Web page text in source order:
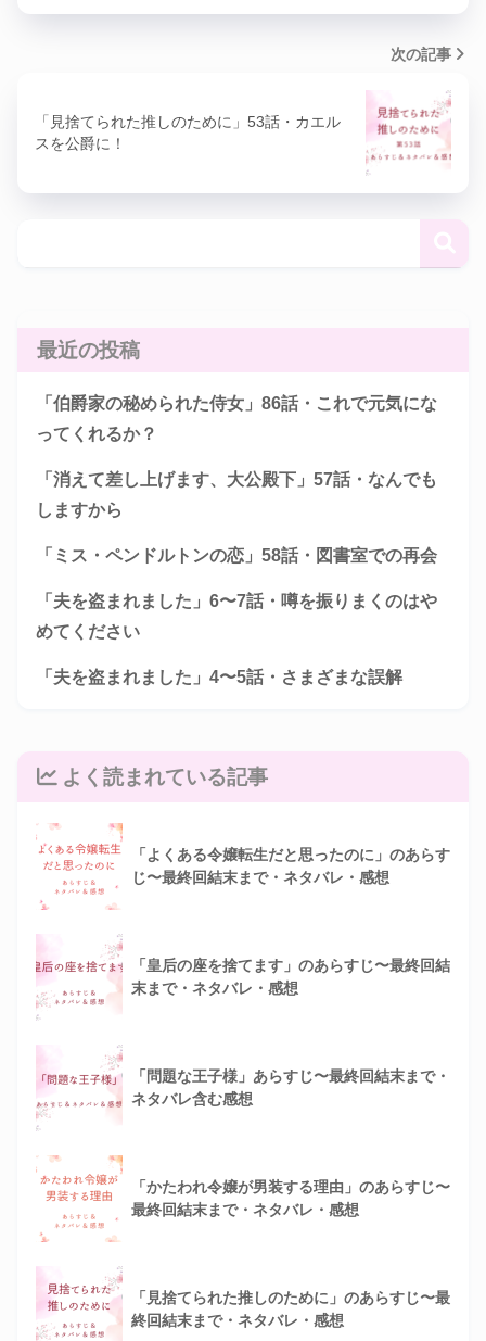
次の記事
「見捨てられた推しのために」53話・カエル
スを公爵に！
最近の投稿
「伯爵家の秘められた侍女」86話・これで元気にな
ってくれるか？
「消えて差し上げます、大公殿下」57話・なんでも
しますから
「ミス・ペンドルトンの恋」58話・図書室での再会
「夫を盗まれました」6〜7話・噂を振りまくのはや
めてください
「夫を盗まれました」4〜5話・さまざまな誤解
よく読まれている記事
「よくある令嬢転生だと思ったのに」のあらす
じ〜最終回結末まで・ネタバレ・感想
「皇后の座を捨てます」のあらすじ〜最終回結
末まで・ネタバレ・感想
「問題な王子様」あらすじ〜最終回結末まで・
ネタバレ含む感想
「かたわれ令嬢が男装する理由」のあらすじ〜
最終回結末まで・ネタバレ・感想
「見捨てられた推しのために」のあらすじ〜最
終回結末まで・ネタバレ・感想